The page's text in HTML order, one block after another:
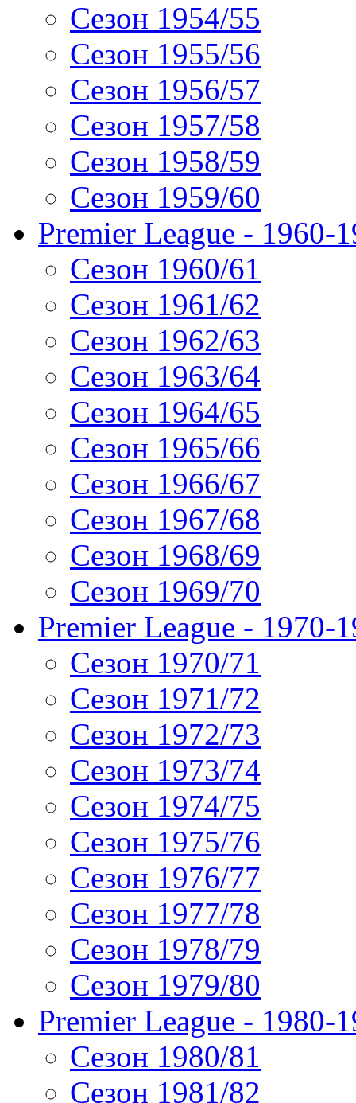
Сезон 1954/55
Сезон 1955/56
Сезон 1956/57
Сезон 1957/58
Сезон 1958/59
Сезон 1959/60
Premier League - 1960-
Сезон 1960/61
Сезон 1961/62
Сезон 1962/63
Сезон 1963/64
Сезон 1964/65
Сезон 1965/66
Сезон 1966/67
Сезон 1967/68
Сезон 1968/69
Сезон 1969/70
Premier League - 1970-
Сезон 1970/71
Сезон 1971/72
Сезон 1972/73
Сезон 1973/74
Сезон 1974/75
Сезон 1975/76
Сезон 1976/77
Сезон 1977/78
Сезон 1978/79
Сезон 1979/80
Premier League - 1980-
Сезон 1980/81
Сезон 1981/82